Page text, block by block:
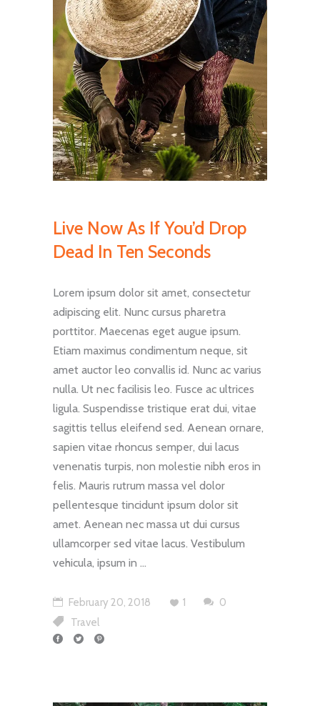
Live Now As If You’d Drop
Dead In Ten Seconds
Lorem ipsum dolor sit amet, consectetur
adipiscing elit. Nunc cursus pharetra
porttitor. Maecenas eget augue ipsum.
Etiam maximus condimentum neque, sit
amet auctor leo convallis id. Nunc ac varius
nulla. Ut nec facilisis leo. Fusce ac ultrices
ligula. Suspendisse tristique erat dui, vitae
sagittis tellus eleifend sed. Aenean ornare,
sapien vitae rhoncus semper, dui lacus
venenatis turpis, non molestie nibh eros in
felis. Mauris rutrum massa vel dolor
pellentesque tincidunt ipsum dolor sit
amet. Aenean nec massa ut dui cursus
ullamcorper sed vitae lacus. Vestibulum
vehicula, ipsum in
February 20, 2018 1
0
Travel